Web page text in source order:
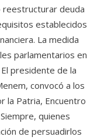
deuda
establecidos
La medida
parlamentarios en
presidente de la
convocó a los
la Patria, Encuentro
quienes
de persuadirlos